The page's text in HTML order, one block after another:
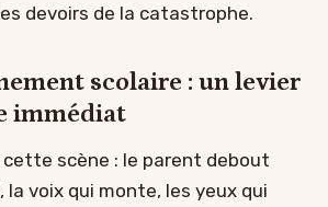
devoirs de la catastrophe.
scolaire : un levier
immédiat
scène : le parent debout
la voix qui monte, les yeux qui